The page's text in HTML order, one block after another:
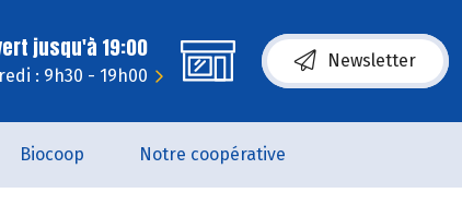
jusqu'à 19:00
: 9h30 - 19h00
Newsletter
Biocoop Notre coopérative